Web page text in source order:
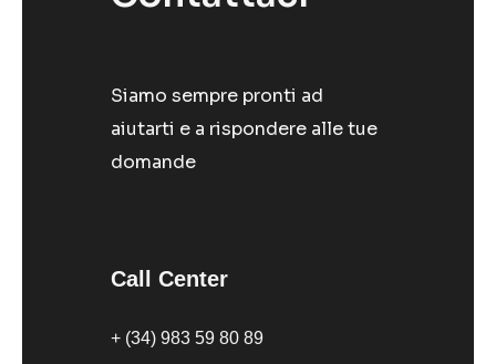
Siamo sempre pronti ad
aiutarti e a rispondere alle tue
domande
Call Center
+ (34) 983 59 80 89